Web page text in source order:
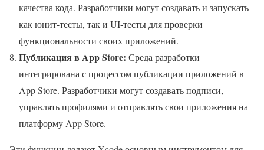
качества кода. Разработчики могут создавать и запускать
как юнит-тесты, так и UI-тесты для проверки
функциональности своих приложений.
Публикация в App Store: Среда разработки
интегрирована с процессом публикации приложений в
App Store. Разработчики могут создавать подписи,
управлять профилями и отправлять свои приложения на
платформу App Store.